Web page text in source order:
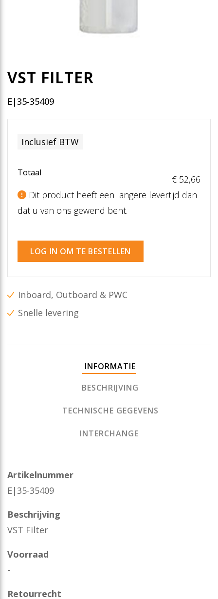
VST FILTER
E|35-35409
Inclusief BTW
Totaal
€ 52,66
Dit product heeft een langere levertijd dan
dat u van ons gewend bent.
LOG IN OM TE BESTELLEN
Inboard, Outboard & PWC
Snelle levering
INFORMATIE
BESCHRIJVING
TECHNISCHE GEGEVENS
INTERCHANGE
Artikelnummer
E|35-35409
Beschrijving
VST Filter
Voorraad
-
Retourrecht